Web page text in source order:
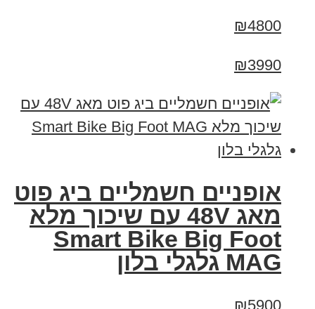
₪4800
₪3990
אופניים חשמליים ביג פוט
מאג 48V עם שיכוך מלא
Smart Bike Big Foot
MAG גלגלי בלון
₪5900